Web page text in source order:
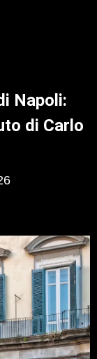
Napoli:
di Carlo